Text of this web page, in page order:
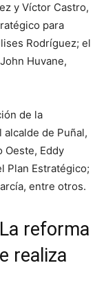
y Víctor Castro,
para
Rodríguez; el
Huvane,
de la
de Puñal,
Oeste, Eddy
Plan Estratégico;
entre otros.
reforma
realiza